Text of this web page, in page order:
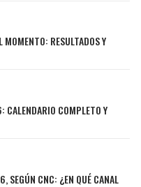
RESULTADOS Y
COMPLETO Y
SEGÚN CNC: ¿EN QUÉ CANAL